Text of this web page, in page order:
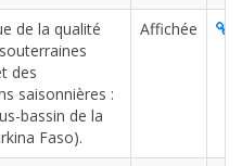
de la qualité
des
saisonnières :
bassin de la
Faso).
Affichée